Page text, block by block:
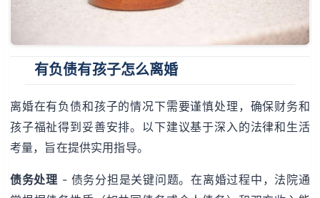
有负债有孩子怎么离婚
离婚在有负债和孩子的情况下需要谨慎处理，确保财务和
孩子福祉得到妥善安排。以下建议基于深入的法律和生活
考量，旨在提供实用指导。
债务处理 - 债务分担是关键问题。在离婚过程中，法院通